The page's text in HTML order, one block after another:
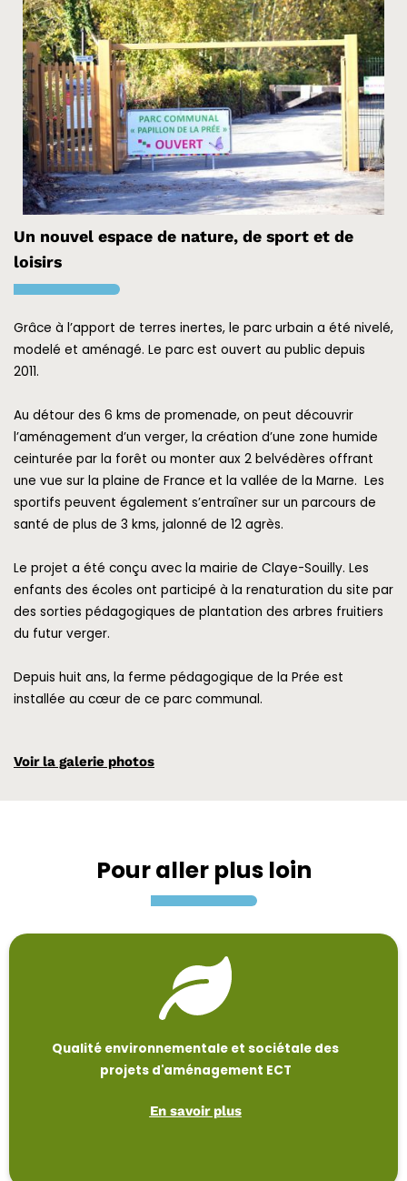
Un nouvel espace de nature, de sport et de
loisirs
Grâce à l’apport de terres inertes, le parc urbain a été nivelé,
modelé et aménagé. Le parc est ouvert au public depuis
2011.
Au détour des 6 kms de promenade, on peut découvrir
l’aménagement d’un verger, la création d’une zone humide
ceinturée par la forêt ou monter aux 2 belvédères offrant
une vue sur la plaine de France et la vallée de la Marne. Les
sportifs peuvent également s’entraîner sur un parcours de
santé de plus de 3 kms, jalonné de 12 agrès.
Le projet a été conçu avec la mairie de Claye-Souilly. Les
enfants des écoles ont participé à la renaturation du site par
des sorties pédagogiques de plantation des arbres fruitiers
du futur verger.
Depuis huit ans, la ferme pédagogique de la Prée est
installée au cœur de ce parc communal.
Voir la galerie photos
Pour aller plus loin
Qualité environnementale et sociétale des
projets d'aménagement ECT
En savoir plus